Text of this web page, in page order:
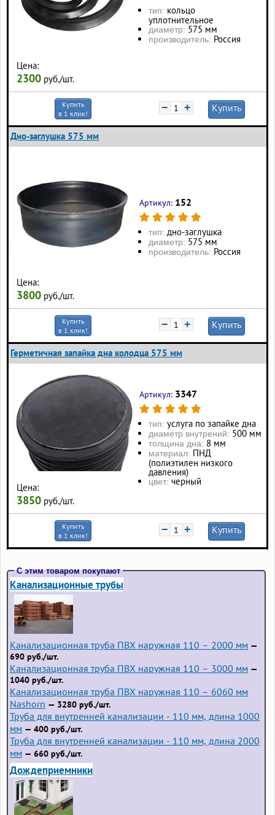
Цена:
2300 руб./шт.
тип: кольцо
уплотнительное
диаметр: 575 мм
производитель: Россия
Купить
в 1 клик!
− + Купить
Дно-заглушка 575 мм
Цена:
3800 руб./шт.
Артикул: 152
тип: дно-заглушка
диаметр: 575 мм
производитель: Россия
Купить
в 1 клик!
− + Купить
Герметичная запайка дна колодца 575 мм
Цена:
3850 руб./шт.
Артикул: 3347
тип: услуга по запайке дна
диаметр внутрений: 500 мм
толщина дна: 8 мм
материал: ПНД
(полиэтилен низкого
давления)
цвет: черный
Купить
в 1 клик!
− + Купить
С этим товаром покупают
Канализационные трубы
Канализационная труба ПВХ наружная 110 – 2000 мм —
690 руб./шт.
Канализационная труба ПВХ наружная 110 – 3000 мм —
1040 руб./шт.
Канализационная труба ПВХ наружная 110 – 6060 мм
Nashorn — 3280 руб./шт.
Труба для внутренней канализации - 110 мм, длина 1000
мм — 400 руб./шт.
Труба для внутренней канализации - 110 мм, длина 2000
мм — 660 руб./шт.
Дождеприемники